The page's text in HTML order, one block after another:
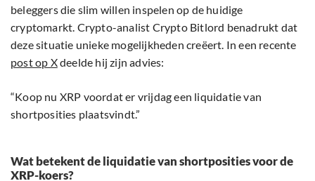
beleggers die slim willen inspelen op de huidige
cryptomarkt. Crypto-analist Crypto Bitlord benadrukt dat
deze situatie unieke mogelijkheden creëert. In een recente
post op Xdeelde hij zijn advies:
“Koop nu XRP voordat er vrijdag een liquidatie van
shortposities plaatsvindt.”
Wat betekent de liquidatie van shortposities voor de
XRP-koers?